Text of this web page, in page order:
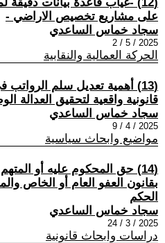
على مشاريع تخصيص الاراضي -
سجاد خماس الساعدي
2025 / 5 / 2
الحركة العمالية والنقابية
(13) أهمية تعديل سلم الرواتب
قانونية واقعية لتحقيق العدالة
سجاد خماس الساعدي
2025 / 4 / 9
مواضيع وابحاث سياسية
(14) حق المحكوم عليه أو
بقانون العفو العام أو الخاص
الحكم
سجاد خماس الساعدي
2025 / 3 / 24
دراسات وابحاث قانونية